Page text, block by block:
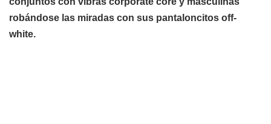
robándose las miradas con sus pantaloncitos off-
white.